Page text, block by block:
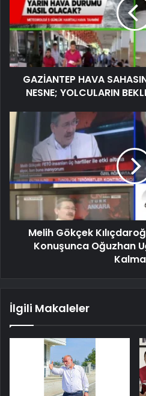
GAZİANTEP HAVA
NESNE; YOLCULARIN
Melih Gökçek
Konuşunca Oğuzhan
İlgili Makaleler